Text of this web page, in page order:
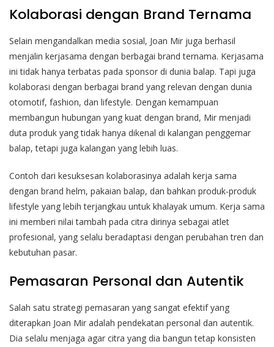
Kolaborasi dengan Brand Ternama
Selain mengandalkan media sosial, Joan Mir juga berhasil
menjalin kerjasama dengan berbagai brand ternama. Kerjasama
ini tidak hanya terbatas pada sponsor di dunia balap. Tapi juga
kolaborasi dengan berbagai brand yang relevan dengan dunia
otomotif, fashion, dan lifestyle. Dengan kemampuan
membangun hubungan yang kuat dengan brand, Mir menjadi
duta produk yang tidak hanya dikenal di kalangan penggemar
balap, tetapi juga kalangan yang lebih luas.
Contoh dari kesuksesan kolaborasinya adalah kerja sama
dengan brand helm, pakaian balap, dan bahkan produk-produk
lifestyle yang lebih terjangkau untuk khalayak umum. Kerja sama
ini memberi nilai tambah pada citra dirinya sebagai atlet
profesional, yang selalu beradaptasi dengan perubahan tren dan
kebutuhan pasar.
Pemasaran Personal dan Autentik
Salah satu strategi pemasaran yang sangat efektif yang
diterapkan Joan Mir adalah pendekatan personal dan autentik.
Dia selalu menjaga agar citra yang dia bangun tetap konsisten